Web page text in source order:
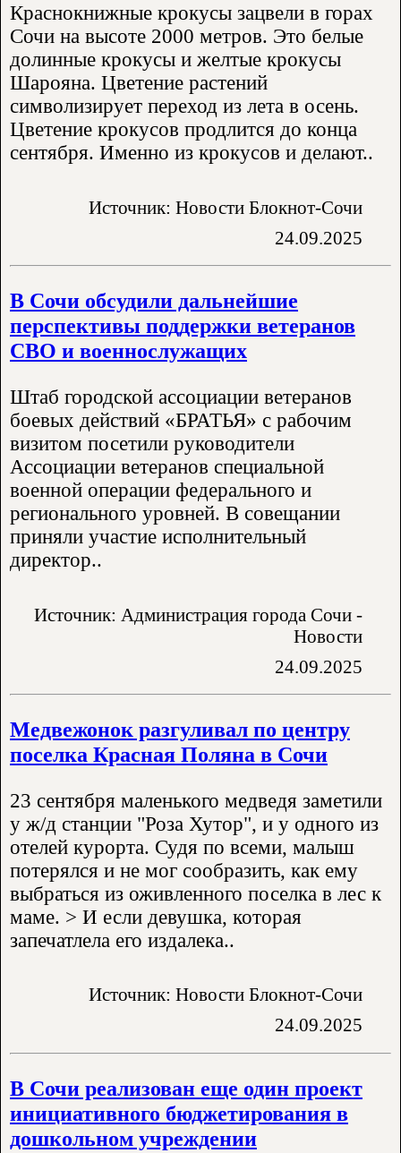
Краснокнижные крокусы зацвели в горах
Сочи на высоте 2000 метров. Это белые
долинные крокусы и желтые крокусы
Шарояна. Цветение растений
символизирует переход из лета в осень.
Цветение крокусов продлится до конца
сентября. Именно из крокусов и делают..
Источник: Новости Блокнот-Сочи
24.09.2025
В Сочи обсудили дальнейшие
перспективы поддержки ветеранов
СВО и военнослужащих
Штаб городской ассоциации ветеранов
боевых действий «БРАТЬЯ» с рабочим
визитом посетили руководители
Ассоциации ветеранов специальной
военной операции федерального и
регионального уровней. В совещании
приняли участие исполнительный
директор..
Источник: Администрация города Сочи -
Новости
24.09.2025
Медвежонок разгуливал по центру
поселка Красная Поляна в Сочи
23 сентября маленького медведя заметили
у ж/д станции "Роза Хутор", и у одного из
отелей курорта. Судя по всеми, малыш
потерялся и не мог сообразить, как ему
выбраться из оживленного поселка в лес к
маме. > И если девушка, которая
запечатлела его издалека..
Источник: Новости Блокнот-Сочи
24.09.2025
В Сочи реализован еще один проект
инициативного бюджетирования в
дошкольном учреждении